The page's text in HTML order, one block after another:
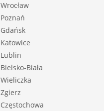
Wrocław
Poznań
Gdańsk
Katowice
Lublin
Bielsko-Biała
Wieliczka
Zgierz
Częstochowa